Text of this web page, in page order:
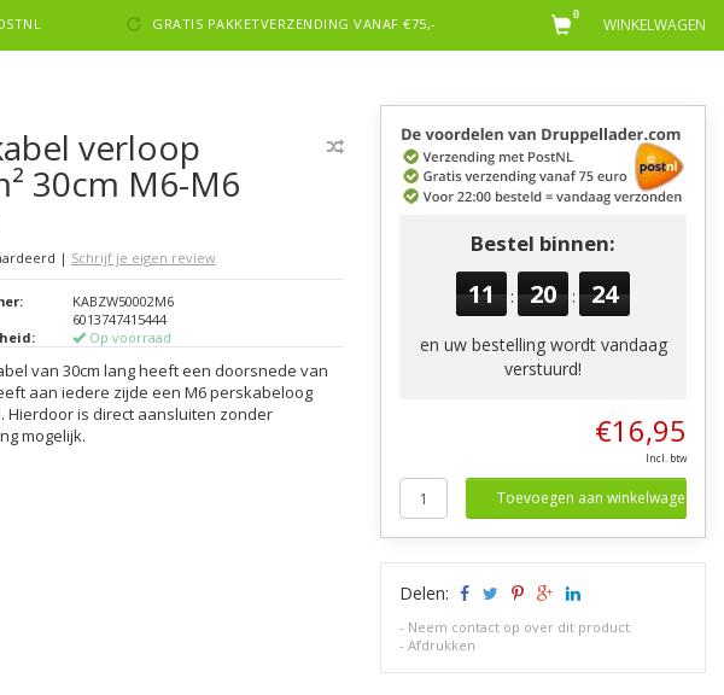
GRATIS PAKKETVERZENDING VANAF €75,- WINKELWAGEN
0
verloop
30cm M6-M6
| Schrijf je eigen review
KABZW50002M6
6013747415444
Op voorraad
van 30cm lang heeft een doorsnede van
aan iedere zijde een M6 perskabeloog
Hierdoor is direct aansluiten zonder
mogelijk.
Bestel binnen:
11 : 20 : 23
en uw bestelling wordt vandaag
verstuurd!
€16,95
Incl. btw
Toevoegen aan winkelwagen
Delen:
- Neem contact op over dit product
-Afdrukken